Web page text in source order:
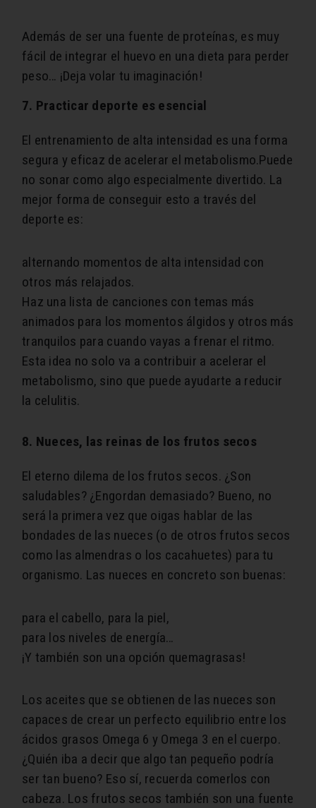
Además de ser una fuente de proteínas, es muy
fácil de integrar el huevo en una dieta para perder
peso… ¡Deja volar tu imaginación!
7. Practicar deporte es esencial
El entrenamiento de alta intensidad es una forma
segura y eficaz de acelerar el metabolismo.Puede
no sonar como algo especialmente divertido. La
mejor forma de conseguir esto a través del
deporte es:
alternando momentos de alta intensidad con
otros más relajados.
Haz una lista de canciones con temas más
animados para los momentos álgidos y otros más
tranquilos para cuando vayas a frenar el ritmo.
Esta idea no solo va a contribuir a acelerar el
metabolismo, sino que puede ayudarte a reducir
la celulitis.
8. Nueces, las reinas de los frutos secos
El eterno dilema de los frutos secos. ¿Son
saludables? ¿Engordan demasiado? Bueno, no
será la primera vez que oigas hablar de las
bondades de las nueces (o de otros frutos secos
como las almendras o los cacahuetes) para tu
organismo. Las nueces en concreto son buenas:
para el cabello, para la piel,
para los niveles de energía…
¡Y también son una opción quemagrasas!
Los aceites que se obtienen de las nueces son
capaces de crear un perfecto equilibrio entre los
ácidos grasos Omega 6 y Omega 3 en el cuerpo.
¿Quién iba a decir que algo tan pequeño podría
ser tan bueno? Eso sí, recuerda comerlos con
cabeza. Los frutos secos también son una fuente